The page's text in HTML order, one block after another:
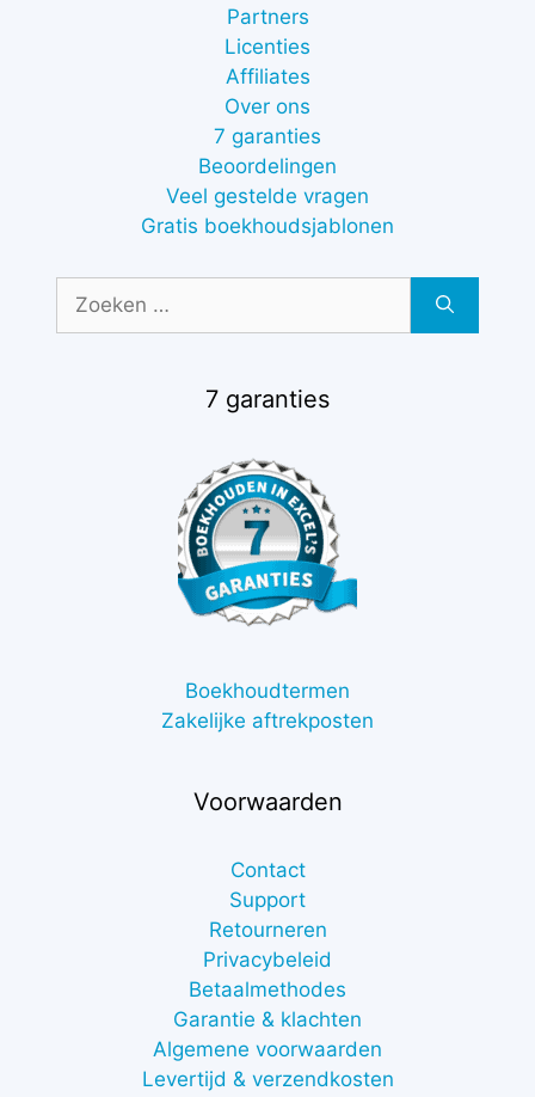
Partners
Licenties
Affiliates
Over ons
7 garanties
Beoordelingen
Veel gestelde vragen
Gratis boekhoudsjablonen
naar:
7 garanties
Boekhoudtermen
Zakelijke aftrekposten
Voorwaarden
Contact
Support
Retourneren
Privacybeleid
Betaalmethodes
Garantie & klachten
Algemene voorwaarden
Levertijd & verzendkosten